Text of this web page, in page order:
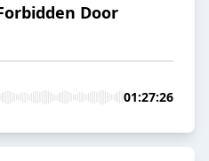
Door
01:27:26